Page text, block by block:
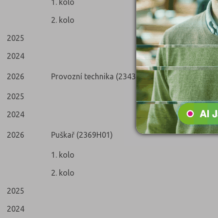
1. kolo
2. kolo
2025
2024
2026 Provozní technika (2343L51)
2025
2024
2026 Puškař (2369H01)
1. kolo
2. kolo
2025
2024